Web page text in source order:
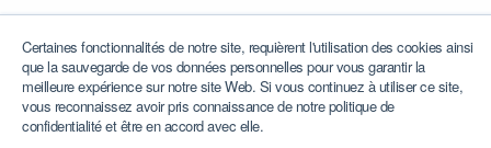
© 2025 Etrilabs. Tous droits réservés
Certaines fonctionnalités de notre site, requièrent l'utilisation des cookies ainsi
que la sauvegarde de vos données personnelles pour vous garantir la
meilleure expérience sur notre site Web. Si vous continuez à utiliser ce site,
vous reconnaissez avoir pris connaissance de notre politique de
confidentialité et être en accord avec elle.